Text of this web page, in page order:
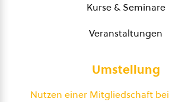
Kurse & Seminare
Veranstaltungen
Umstellung
Nutzen einer Mitgliedschaft bei